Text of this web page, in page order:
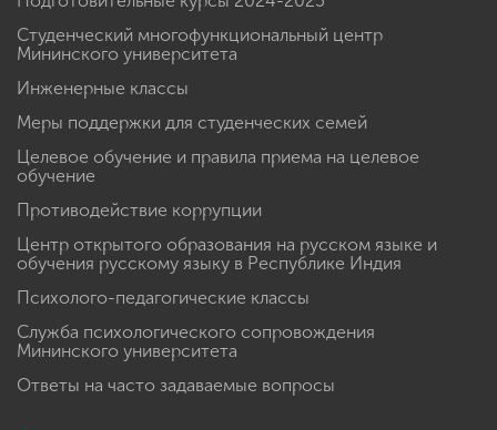
Студенческий многофункциональный центр
Мининского университета
Инженерные классы
Меры поддержки для студенческих семей
Целевое обучение и правила приема на целевое
обучение
Противодействие коррупции
Центр открытого образования на русском языке и
обучения русскому языку в Республике Индия
Психолого-педагогические классы
Служба психологического сопровождения
Мининского университета
Ответы на часто задаваемые вопросы